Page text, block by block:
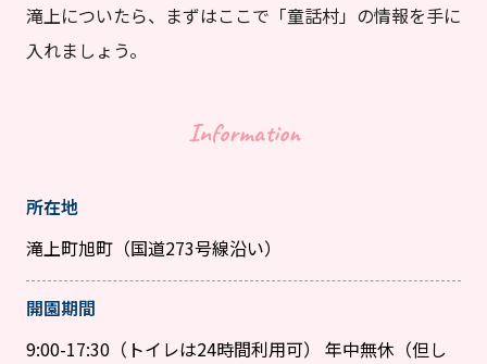
滝上についたら、まずはここで「童話村」の情報を手に
入れましょう。
Information
所在地
滝上町旭町（国道273号線沿い）
開園期間
9:00-17:30（トイレは24時間利用可） 年中無休（但し